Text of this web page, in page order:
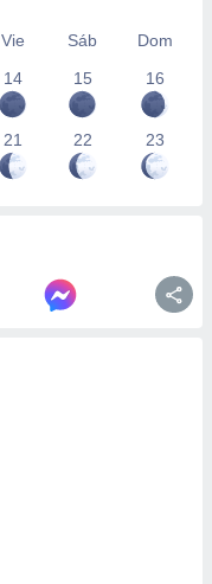
Vie Sáb
Dom
14 15 16
21 22 23